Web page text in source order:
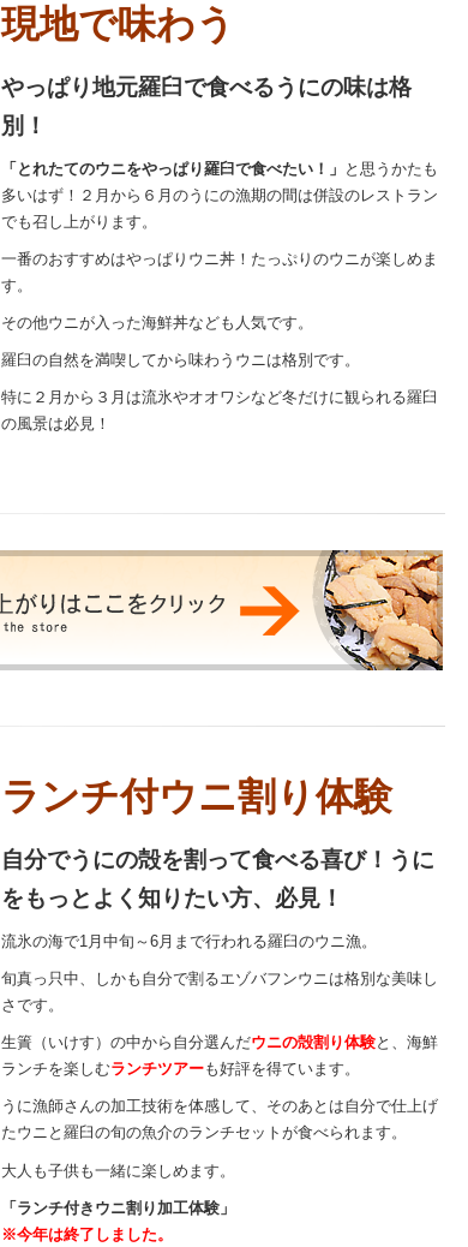
現地で味わう
やっぱり地元羅臼で食べるうにの味は格
別！
「とれたてのウニをやっぱり羅臼で食べたい！」 と思うかたも
多いはず！２月から６月のうにの漁期の間は併設のレストラン
でも召し上がります。
一番のおすすめはやっぱりウニ丼！たっぷりのウニが楽しめま
す。
その他ウニが入った海鮮丼なども人気です。
羅臼の自然を満喫してから味わうウニは格別です。
特に２月から３月は流氷やオオワシなど冬だけに観られる羅臼
の風景は必見！
ランチ付ウニ割り体験
自分でうにの殻を割って食べる喜び！ うに
をもっとよく知りたい方、必見！
流氷の海で1月中旬～6月まで行われる羅臼のウニ漁。
旬真っ只中、しかも自分で割るエゾバフンウニは格別な美味し
さです。
生簀（いけす）の中から自分選んだウニの殻割り体験と、海鮮
ランチを楽しむランチツアーも好評を得ています。
うに漁師さんの加工技術を体感して、そのあとは自分で仕上げ
たウニと羅臼の旬の魚介のランチセットが食べられます。
大人も子供も一緒に楽しめます。
「ランチ付きウニ割り加工体験」
※今年は終了しました。